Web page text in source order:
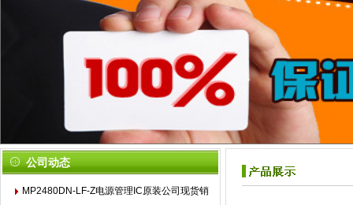
公司动态
MP2480DN-LF-Z电源管理IC原装公司现货销